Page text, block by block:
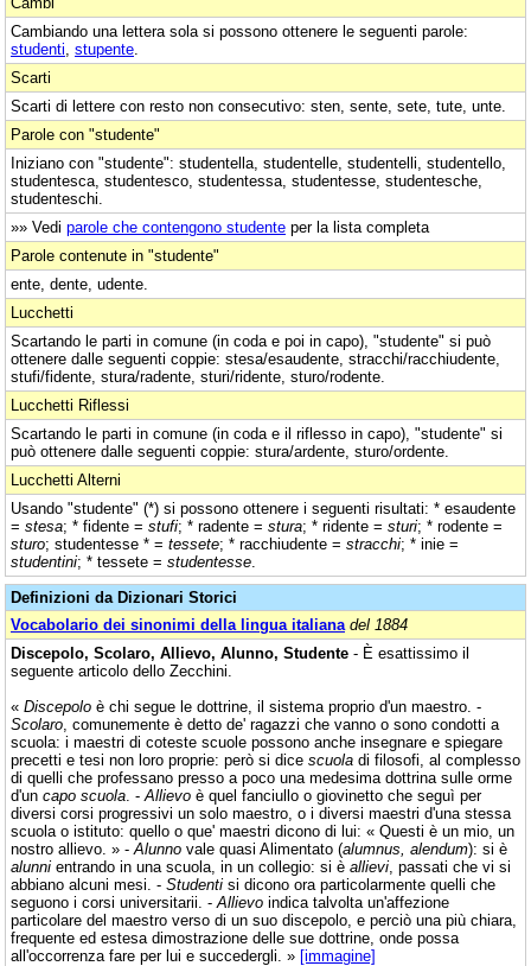
Cambiando una lettera sola si possono ottenere le seguenti parole:
studenti stupente
Scarti
Scarti di lettere con resto non consecutivo: sten, sente, sete, tute, unte.
Parole con "studente"
Iniziano con "studente": studentella, studentelle, studentelli, studentello,
studentesca, studentesco, studentessa, studentesse, studentesche,
studenteschi.
»» Vedi parole che contengono studente per la lista completa
Parole contenute in "studente"
ente, dente, udente.
Lucchetti
Scartando le parti in comune (in coda e poi in capo), "studente" si può
ottenere dalle seguenti coppie: stesa/esaudente, stracchi/racchiudente,
stufi/fidente, stura/radente, sturi/ridente, sturo/rodente.
Lucchetti Riflessi
Scartando le parti in comune (in coda e il riflesso in capo), "studente" si
può ottenere dalle seguenti coppie: stura/ardente, sturo/ordente.
Lucchetti Alterni
Usando "studente" (*) si possono ottenere i seguenti risultati: * esaudente
= stesa; * fidente = stufi; * radente = stura; * ridente = sturi; * rodente =
sturo; studentesse * = tessete; * racchiudente = stracchi; * inie =
studentini; * tessete = studentesse
Definizioni da Dizionari Storici
Vocabolario dei sinonimi della lingua italiana del 1884
Discepolo, Scolaro, Allievo, Alunno, Studente - È esattissimo il
seguente articolo dello Zecchini.
« Discepolo è chi segue le dottrine, il sistema proprio d'un maestro. -
Scolaro , comunemente è detto de' ragazzi che vanno o sono condotti a
scuola: i maestri di coteste scuole possono anche insegnare e spiegare
precetti e tesi non loro proprie: però si dice scuola di filosofi, al complesso
di quelli che professano presso a poco una medesima dottrina sulle orme
d'un capo scuola . - Allievo è quel fanciullo o giovinetto che seguì per
diversi corsi progressivi un solo maestro, o i diversi maestri d'una stessa
scuola o istituto: quello o que' maestri dicono di lui: « Questi è un mio, un
nostro allievo. » - Alunno vale quasi Alimentato (alumnus, alendum): si è
alunni entrando in una scuola, in un collegio: si è allievi , passati che vi si
abbiano alcuni mesi. - Studenti si dicono ora particolarmente quelli che
seguono i corsi universitarii. - Allievo indica talvolta un'affezione
particolare del maestro verso di un suo discepolo, e perciò una più chiara,
frequente ed estesa dimostrazione delle sue dottrine, onde possa
all'occorrenza fare per lui e succedergli. » [immagine]